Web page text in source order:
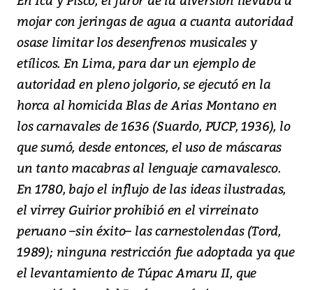
mojar con jeringas de agua a cuanta autoridad
osase limitar los desenfrenos musicales y
etílicos. En Lima, para dar un ejemplo de
autoridad en pleno jolgorio, se ejecutó en la
horca al homicida Blas de Arias Montano en
los carnavales de 1636 (Suardo, PUCP, 1936), lo
que sumó, desde entonces, el uso de máscaras
un tanto macabras al lenguaje carnavalesco.
En 1780, bajo el influjo de las ideas ilustradas,
el virrey Guirior prohibió en el virreinato
peruano –sin éxito– las carnestolendas (Tord,
1989); ninguna restricción fue adoptada ya que
el levantamiento de Túpac Amaru II, que